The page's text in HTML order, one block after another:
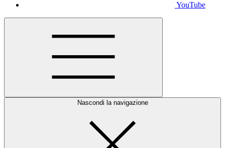
YouTube
Nascondi la navigazione